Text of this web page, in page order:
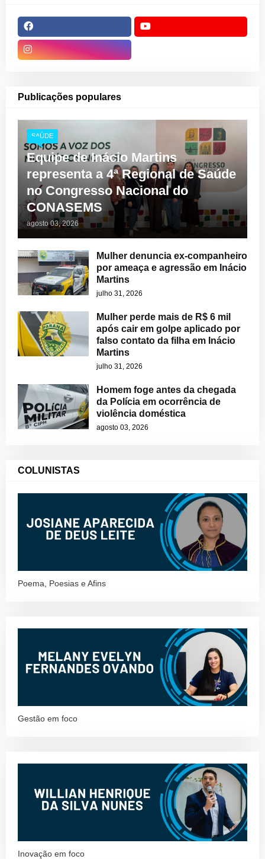
Publicações populares
SAÚDE
Equipe de Inácio Martins
representa a 4ª Regional de Saúde
no Congresso Nacional do
CONASEMS
agosto 03, 2026
Mulher denuncia ex-companheiro
por ameaça e agressão em Inácio
Martins
julho 31, 2026
Mulher perde mais de R$ 6 mil
após cair em golpe aplicado por
falso contato da filha em Inácio
Martins
julho 31, 2026
Homem foge antes da chegada
da Polícia em ocorrência de
violência doméstica
agosto 03, 2026
COLUNISTAS
Poema, Poesias e Afins
Gestão em foco
Inovação em foco